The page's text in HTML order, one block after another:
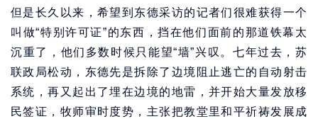
但是长久以来，希望到东德采访的记者们很难获得一个
叫做“特别许可证”的东西，挡在他们面前的那道铁幕太
沉重了，他们多数时候只能望“墙”兴叹。七年过去，苏
联政局松动，东德先是拆除了边境阻止逃亡的自动射击
系统，再又起出了埋在边境的地雷，并开始大量发放移
民签证，牧师审时度势，主张把教堂里和平祈祷发展成